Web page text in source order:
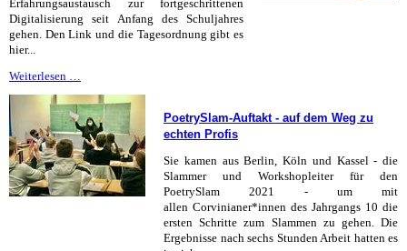
Erfahrungsaustausch zur fortgeschrittenen
Digitalisierung seit Anfang des Schuljahres
gehen. Den Link und die Tagesordnung gibt es
hier...
Weiterlesen …
lädt
ein
PoetrySlam-Auftakt - auf dem Weg zu
echten Profis
Sie kamen aus Berlin, Köln und Kassel - die
Slammer und Workshopleiter für den
PoetrySlam 2021 - um mit
allen Corvinianer*innen des Jahrgangs 10 die
ersten Schritte zum Slammen zu gehen. Die
Ergebnisse nach sechs Stunden Arbeit hatten es